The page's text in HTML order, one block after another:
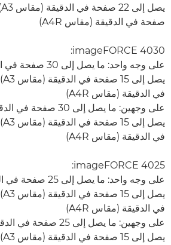
صفحة في الدقيقة (مقاس A4R)
imageFORCE 4030:
في الدقيقة (مقاس A4R)
في الدقيقة (مقاس A4R)
imageFORCE 4025:
في الدقيقة (مقاس A4R)